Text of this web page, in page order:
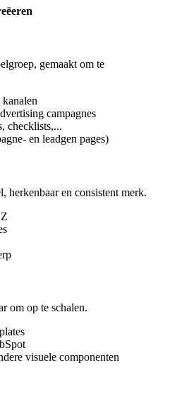
gemaakt om te
campagnes
checklists,...
en leadgen pages)
herkenbaar en consistent merk.
om op te schalen.
visuele componenten